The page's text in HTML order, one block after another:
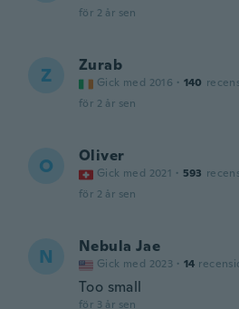
för 2 år sen
Z Zurab
Gick med 2016 · 140
för 2 år sen
O Oliver
Gick med 2021 · 593
för 2 år sen
N Nebula Jae
Gick med 2023 · 14
Too small
för 3 år sen